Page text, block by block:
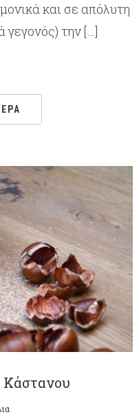
και σε απόλυτη
την […]
Κάστανου